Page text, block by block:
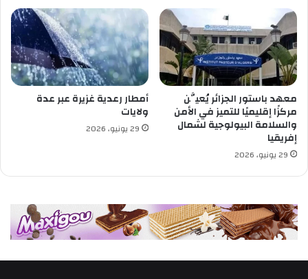
م
ر
ض
ى
ف
ر
ح
ة
ا
ل
ع
د
معهد باستور الجزائر يُعيَّن
مركزًا إقليميًا للتميز في الأمن
والسلامة البيولوجية لشمال
إفريقيا
29 يونيو، 2026
أمطار رعدية غزيرة عبر عدة
ولايات
29 يونيو، 2026